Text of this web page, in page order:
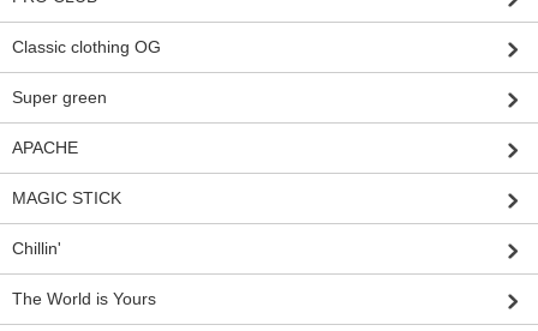
Classic clothing OG
Super green
APACHE
MAGIC STICK
Chillin'
The World is Yours